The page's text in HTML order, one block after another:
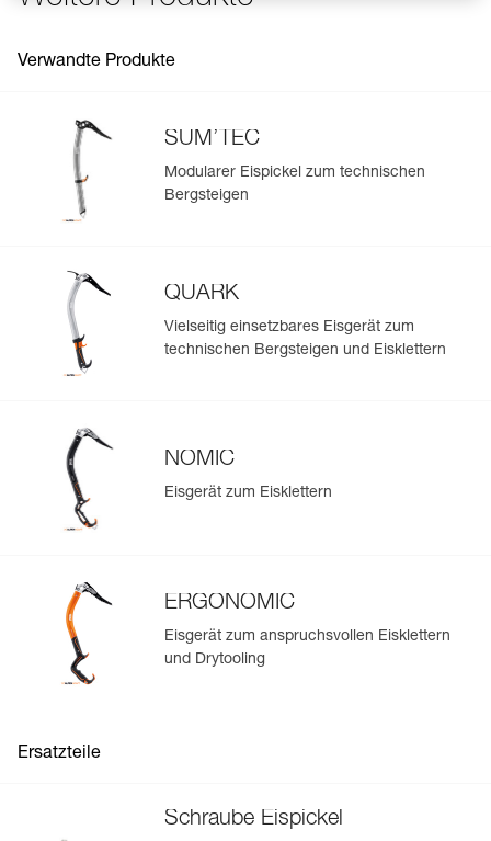
Verwandte Produkte
SUM’TEC
Modularer Eispickel zum technischen
Bergsteigen
QUARK
Vielseitig einsetzbares Eisgerät zum
technischen Bergsteigen und Eisklettern
NOMIC
Eisgerät zum Eisklettern
ERGONOMIC
Eisgerät zum anspruchsvollen Eisklettern
und Drytooling
Ersatzteile
Schraube Eispickel